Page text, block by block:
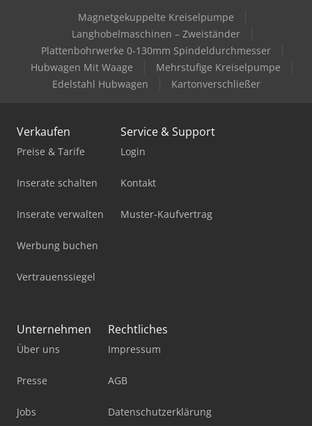
Magnetgekuppelte Kreiselpumpe
Langhobelmaschinen – Zweiständer
Plattenbohrwerke 0-130mm Spindeldurchmesser
Hubwagen Mit Waage
Mehrstufige Kreiselpumpe
Edelstahl Hubwagen
Kartonverschließer
Verkaufen
Preise & Tarife
Inserate schalten
Inserate verwalten
Werbung buchen
Vertrauenssiegel
Service & Support
Login
Kontakt
Muster-Kaufvertrag
Unternehmen
Über uns
Presse
Jobs
Rechtliches
Impressum
AGB
Datenschutzerklärung